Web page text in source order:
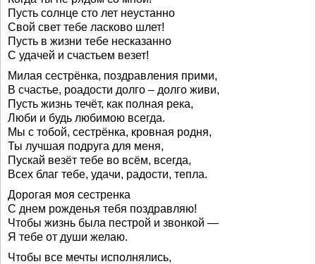
Пусть солнце сто лет неустанно
Свой свет тебе ласково шлет!
Пусть в жизни тебе несказанно
С удачей и счастьем везет!
Милая сестрёнка, поздравления прими,
В счастье, роадости долго – долго живи,
Пусть жизнь течёт, как полная река,
Люби и будь любимою всегда.
Мы с тобой, сестрёнка, кровная родня,
Ты лучшая подруга для меня,
Пускай везёт тебе во всём, всегда,
Всех благ тебе, удачи, радости, тепла.
Дорогая моя сестренка
С днем рожденья тебя поздравляю!
Чтобы жизнь была пестрой и звонкой —
Я тебе от души желаю.
Чтобы все мечты исполнялись,